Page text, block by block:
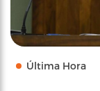
Última Hora